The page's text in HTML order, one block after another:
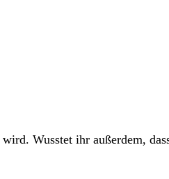
Wusstet ihr außerdem,